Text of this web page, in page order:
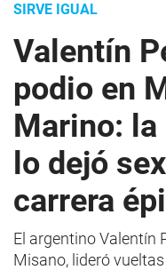
SIRVE IGUAL
Valentín
podio en
Marino: la
lo dejó
carrera
El argentino Valentín
Misano, lideró